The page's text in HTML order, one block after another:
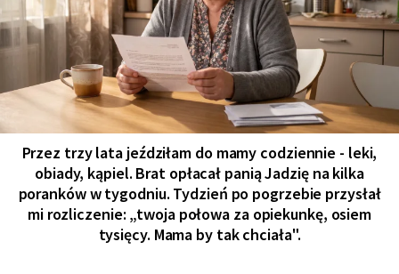
Przez trzy lata jeździłam do mamy codziennie - leki,
obiady, kąpiel. Brat opłacał panią Jadzię na kilka
poranków w tygodniu. Tydzień po pogrzebie przysłał
mi rozliczenie: „twoja połowa za opiekunkę, osiem
tysięcy. Mama by tak chciała".